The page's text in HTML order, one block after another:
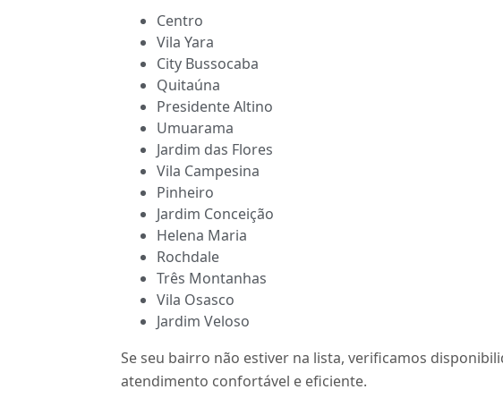
Centro
Vila Yara
City Bussocaba
Quitaúna
Presidente Altino
Umuarama
Jardim das Flores
Vila Campesina
Pinheiro
Jardim Conceição
Helena Maria
Rochdale
Três Montanhas
Vila Osasco
Jardim Veloso
Se seu bairro não estiver na lista, verificamos
atendimento confortável e eficiente.